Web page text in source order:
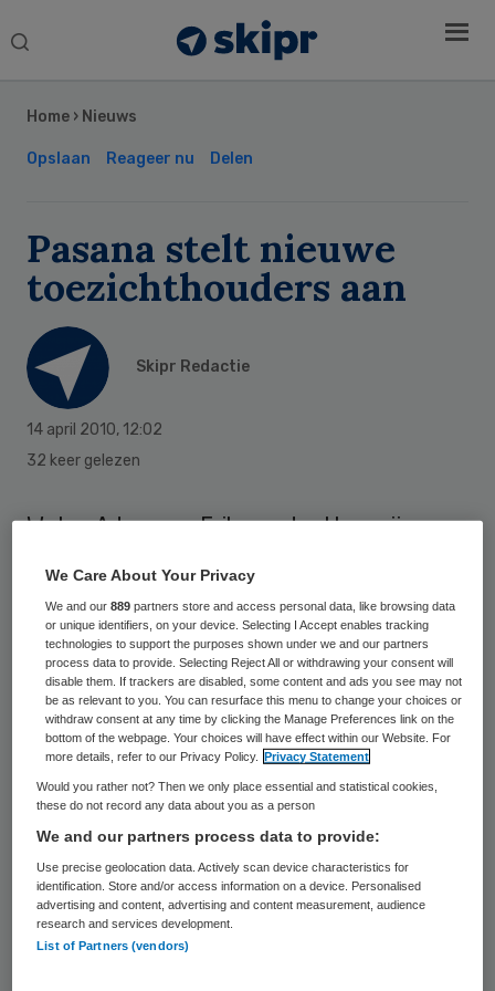
Search
Home › Nieuws
Opslaan Reageer nu Delen
Pasana stelt nieuwe
toezichthouders aan
Skipr Redactie
14 april 2010, 12:02
32 keer gelezen
Wytze Adema en Erik van der Haar zijn
Zorggroep Pasana in Dokkum. Zij volgen
Wieger Beugeling en Otto de Jong op
vanwege het aflopen van hun
zittingstermijn.
Portefeuilles
Zorggroep Pasana
heeft na aanraden van
de Nederlandse Vereniging
Toezichthouders in Zorginstellingen (NVTZ
besloten binnen de raad van toezicht te
werken met specifieke portefeuilles. Adema
is verantwoordelijk voor de portefeuille
Sidebar
We Care About Your Privacy
We and our889 partners store and access personal data, like browsing data
or unique identifiers, on your device. Selecting I Accept enables tracking
technologies to support the purposes shown under we and our partners
process data to provide. Selecting Reject All or withdrawing your consent will
disable them. If trackers are disabled, some content and ads you see may not
be as relevant to you. You can resurface this menu to change your choices or
withdraw consent at any time by clicking the Manage Preferences link on the
bottom of the webpage. Your choices will have effect within our Website. For
more details, refer to our Privacy Policy.
Privacy Statement
Would you rather not? Then we only place essential and statistical cookies,
these do not record any data about you as a person
We and our partners process data to provide:
Use precise geolocation data. Actively scan device characteristics for
identification. Store and/or access information on a device. Personalised
advertising and content, advertising and content measurement, audience
research and services development.
List of Partners (vendors)